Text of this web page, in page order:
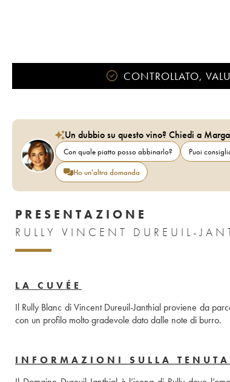
CONTROLLATO,
Un dubbio su questo vino? Chiedi a
Con quale piatto posso abbinarlo? Puoi
Ho un'altra domanda
PRESENTAZIONE
LA CUVÉE
Il Rully Blanc di Vincent Dureuil-Janthial proviene da
con un profilo molto gradevole dato dalle note di burro.
INFORMAZIONI SULLA